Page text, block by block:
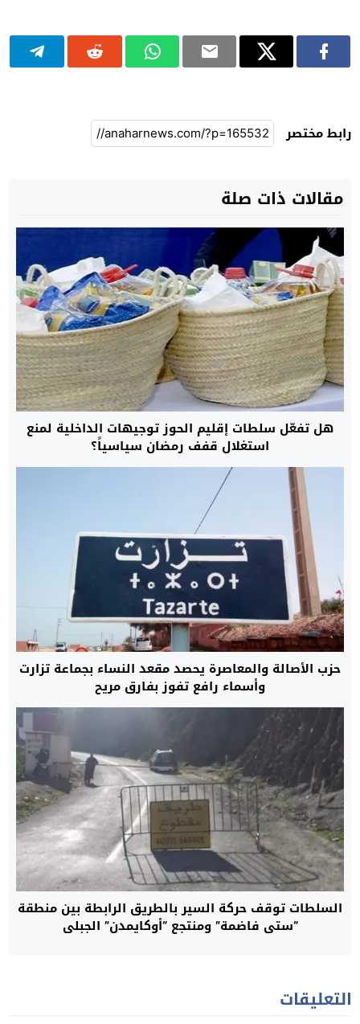
رابط مختصر
مقالات ذات صلة
هل تفعّل سلطات إقليم الحوز توجيهات الداخلية لمنع
استغلال قفف رمضان سياسياً؟
حزب الأصالة والمعاصرة يحصد مقعد النساء بجماعة تزارت
وأسماء رافع تفوز بفارق مريح
السلطات توقف حركة السير بالطريق الرابطة بين منطقة
“ستي فاضمة” ومنتجع “أوكايمدن” الجبلي
التعليقات